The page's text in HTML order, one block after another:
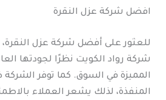
افضل شركة عزل النقرة
للعثور على أفضل شركة عزل النقرة،
شركة رواد الكويت نظرًا لجودتها
المميزة في السوق. كما توفر
المنفذة، لذلك يشعر العملاء